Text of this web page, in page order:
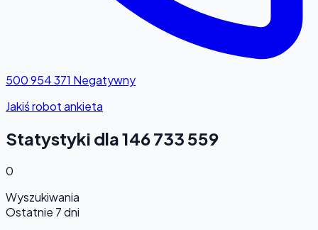
500 954 371 Negatywny
Jakiś robot ankieta
Statystyki dla 146 733 559
0
Wyszukiwania
Ostatnie 7 dni